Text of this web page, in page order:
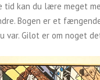
tid kan du lære meget
Bogen er et
var. Gilot er om noget